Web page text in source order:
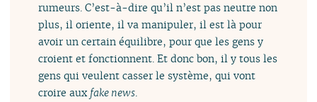
rumeurs. C’est-à-dire qu’il n’est pas neutre non
plus, il oriente, il va manipuler, il est là pour
avoir un certain équilibre, pour que les gens y
croient et fonctionnent. Et donc bon, il y tous les
gens qui veulent casser le système, qui vont
croire aux fake news.